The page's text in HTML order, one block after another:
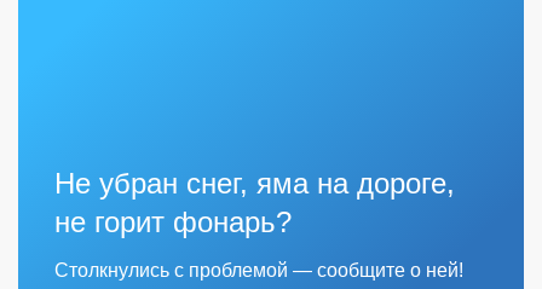
Не убран снег, яма на дороге,
не горит фонарь?
Столкнулись с проблемой — сообщите о ней!